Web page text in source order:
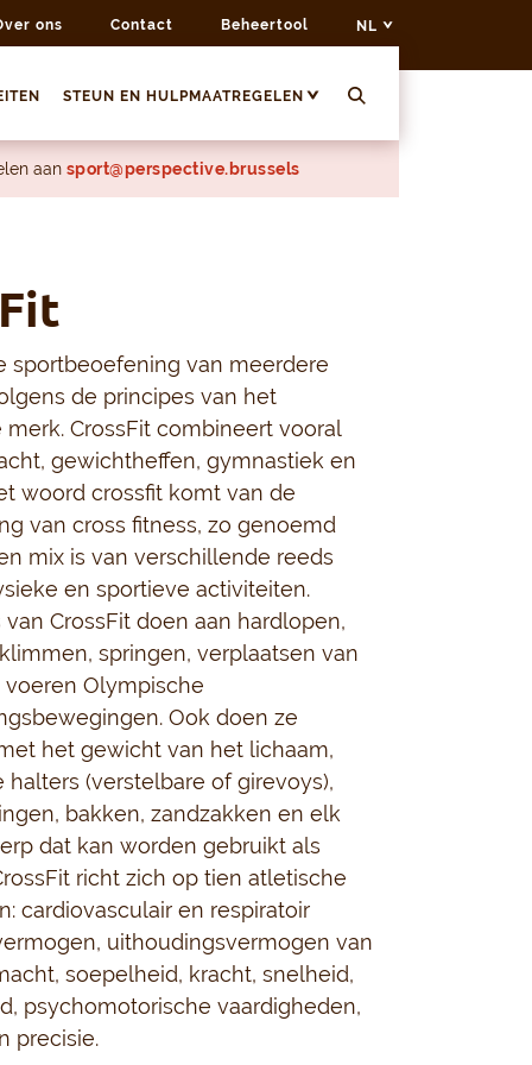
ons Contact Beheertool NL
STEUN EN HULPMAATREGELEN
aan sport@perspective.brussels
sportbeoefening van meerdere
de principes van het
CrossFit combineert vooral
gewichtheffen, gymnastiek en
woord crossfit komt van de
van cross fitness, zo genoemd
mix is van verschillende reeds
en sportieve activiteiten.
van CrossFit doen aan hardlopen,
springen, verplaatsen van
Olympische
Ook doen ze
het gewicht van het lichaam,
halters (verstelbare of girevoys),
bakken, zandzakken en elk
dat kan worden gebruikt als
richt zich op tien atletische
cardiovasculair en respiratoir
uithoudingsvermogen van
soepelheid, kracht, snelheid,
psychomotorische vaardigheden,
precisie.